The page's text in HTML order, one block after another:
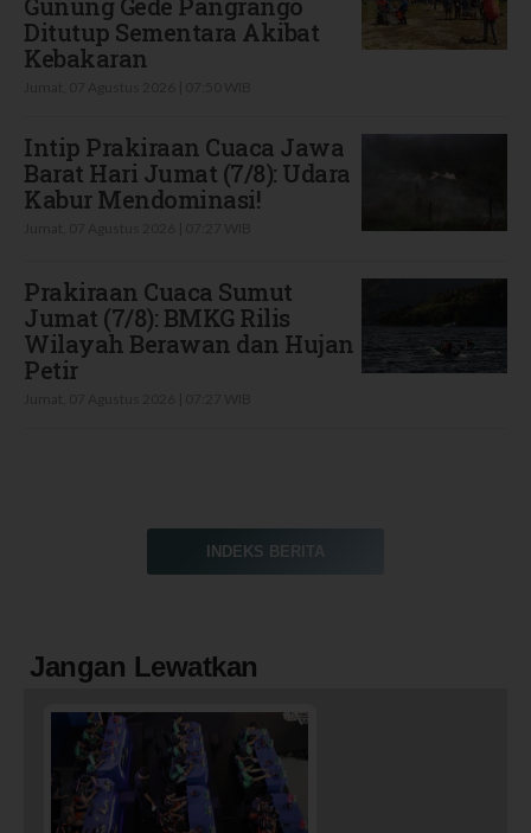
Gunung Gede Pangrango
Ditutup Sementara Akibat
Kebakaran
Intip Prakiraan Cuaca Jawa
Barat Hari Jumat (7/8): Udara
Kabur Mendominasi!
Prakiraan Cuaca Sumut
Jumat (7/8): BMKG Rilis
Wilayah Berawan dan Hujan
Petir
INDEKS BERITA
Jangan Lewatkan